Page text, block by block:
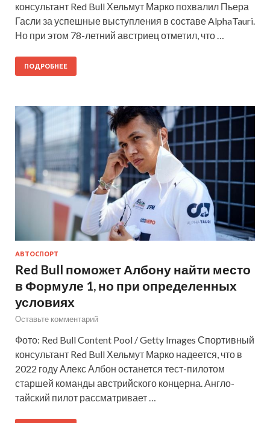
консультант Red Bull Хельмут Марко похвалил Пьера
Гасли за успешные выступления в составе AlphaTauri.
Но при этом 78-летний австриец отметил, что …
ПОДРОБНЕЕ
АВТОСПОРТ
Red Bull поможет Албону найти место
в Формуле 1, но при определенных
условиях
Оставьте комментарий
Фото: Red Bull Content Pool / Getty Images Спортивный
консультант Red Bull Хельмут Марко надеется, что в
2022 году Алекс Албон останется тест-пилотом
старшей команды австрийского концерна. Англо-
тайский пилот рассматривает …